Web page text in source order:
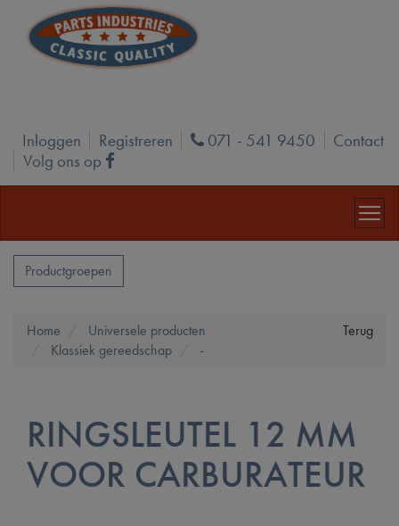
Inloggen Registreren Phone
071 - 541 9450
Contact
Volg ons op
Facebook
Productgroepen
Terug
Home
Universele producten
Klassiek gereedschap
-
RINGSLEUTEL 12 MM
VOOR CARBURATEUR